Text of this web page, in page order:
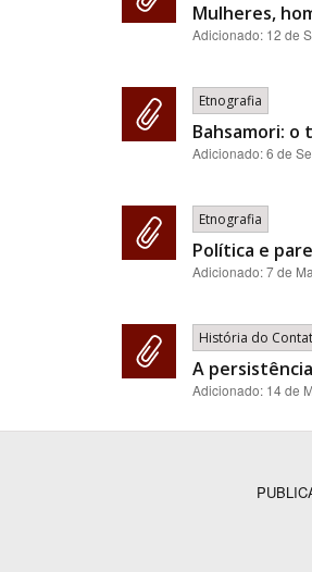
Mulheres,
Adicionado: 12 de
Etnografia
Bahsamori: o
Adicionado:6 de
Etnografia
Política e
Adicionado:7 de
História do
A
Adicionado: 14 de